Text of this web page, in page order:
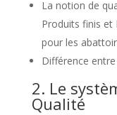
La notion de
Produits finis
pour les
Différence
2. Le
Qualité